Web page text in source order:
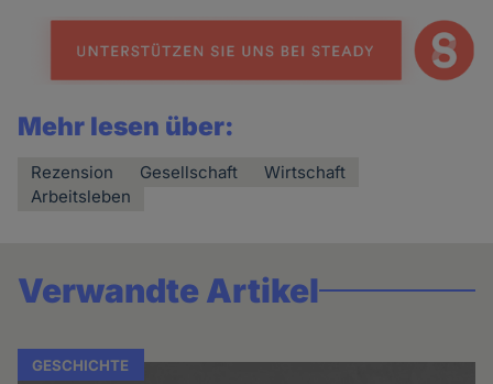
Mehr lesen über:
Rezension Gesellschaft
Wirtschaft
Arbeitsleben
Verwandte Artikel
GESCHICHTE